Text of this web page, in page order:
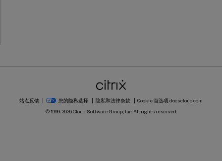
站点反馈 您的隐私选择 隐私和法律条款 Cookie 首选项 docs.cloud.com
© 1999-2026Cloud Software Group, Inc. All rights reserved.